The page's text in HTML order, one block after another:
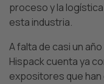
proceso y la
esta industria.
A falta de casi un
Hispack cuenta ya
expositores que